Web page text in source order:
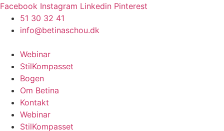
Videre
indhold
Facebook Instagram Linkedin Pinterest
51 30 32 41
info@betinaschou.dk
Webinar
StilKompasset
Bogen
Om Betina
Kontakt
Webinar
StilKompasset